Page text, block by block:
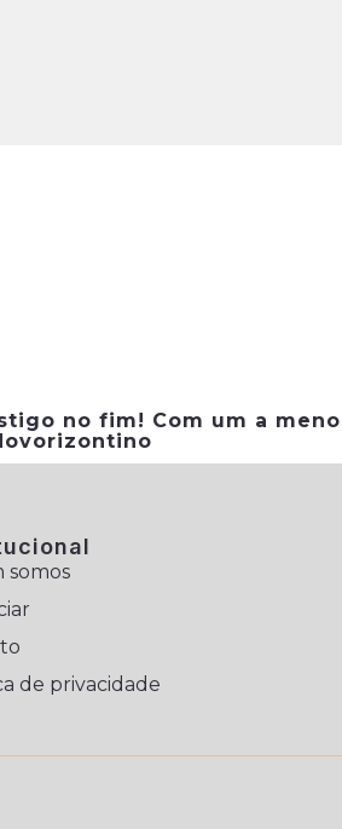
no fim! Com um a
somos
de privacidade